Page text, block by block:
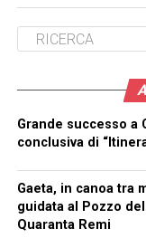
Grande successo a
conclusiva di
Gaeta, in canoa tra
guidata al Pozzo
Quaranta Remi